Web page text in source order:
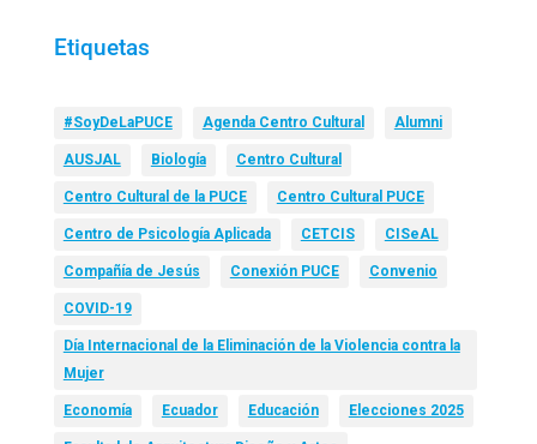
Etiquetas
#SoyDeLaPUCE Agenda Centro Cultural Alumni
AUSJAL Biología Centro Cultural
Centro Cultural de la PUCE Centro Cultural PUCE
Centro de Psicología Aplicada CETCIS CISeAL
Compañía de Jesús Conexión PUCE Convenio
COVID-19
Día Internacional de la Eliminación de la Violencia contra la
Mujer
Economía Ecuador Educación Elecciones 2025